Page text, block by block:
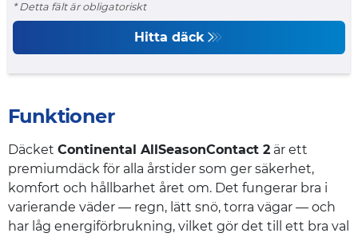
* Detta fält är obligatoriskt
Hitta däck
Funktioner
Däcket Continental AllSeasonContact 2 är ett
premiumdäck för alla årstider som ger säkerhet,
komfort och hållbarhet året om. Det fungerar bra i
varierande väder — regn, lätt snö, torra vägar — och
har låg energiförbrukning, vilket gör det till ett bra val